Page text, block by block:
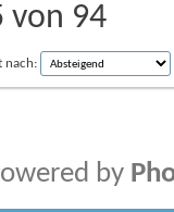
von 94
nach:
by